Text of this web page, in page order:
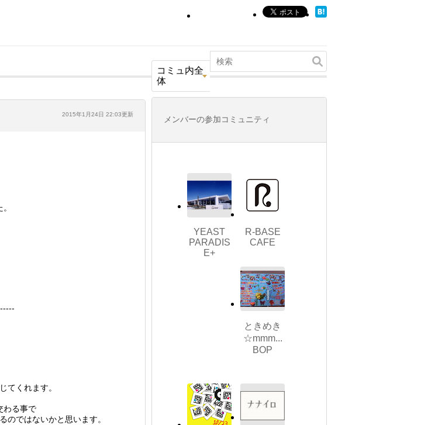
コミュ内全
体
2015年1月24日 22:03更新
てくれます。
わる事で
のではないかと思います。
メンバーの参加コミュニティ
YEAST
PARADIS
E+
R-BASE
CAFE
ときめき
☆mmm...
BOP